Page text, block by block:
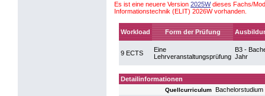
Es ist eine neuere Version 2025Wdieses Fachs/
Informationstechnik (ELIT) 2026W vorhanden.
Workload Form der Prüfung
9 ECTS
Eine
Lehrveranstaltungsprüfung
B3 -
Jahr
Detailinformationen
Quellcurriculum